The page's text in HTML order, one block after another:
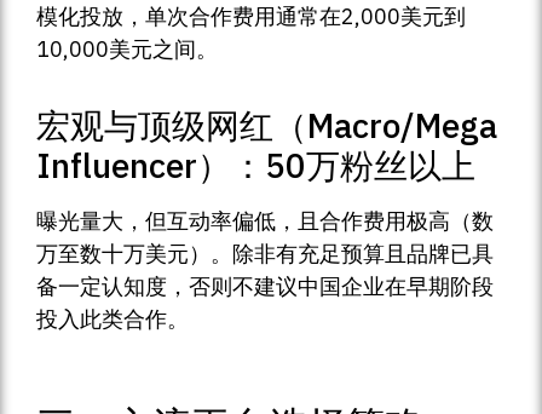
模化投放，单次合作费用通常在2,000美元到
10,000美元之间。
宏观与顶级网红（Macro/Mega
Influencer）：50万粉丝以上
曝光量大，但互动率偏低，且合作费用极高（数
万至数十万美元）。除非有充足预算且品牌已具
备一定认知度，否则不建议中国企业在早期阶段
投入此类合作。